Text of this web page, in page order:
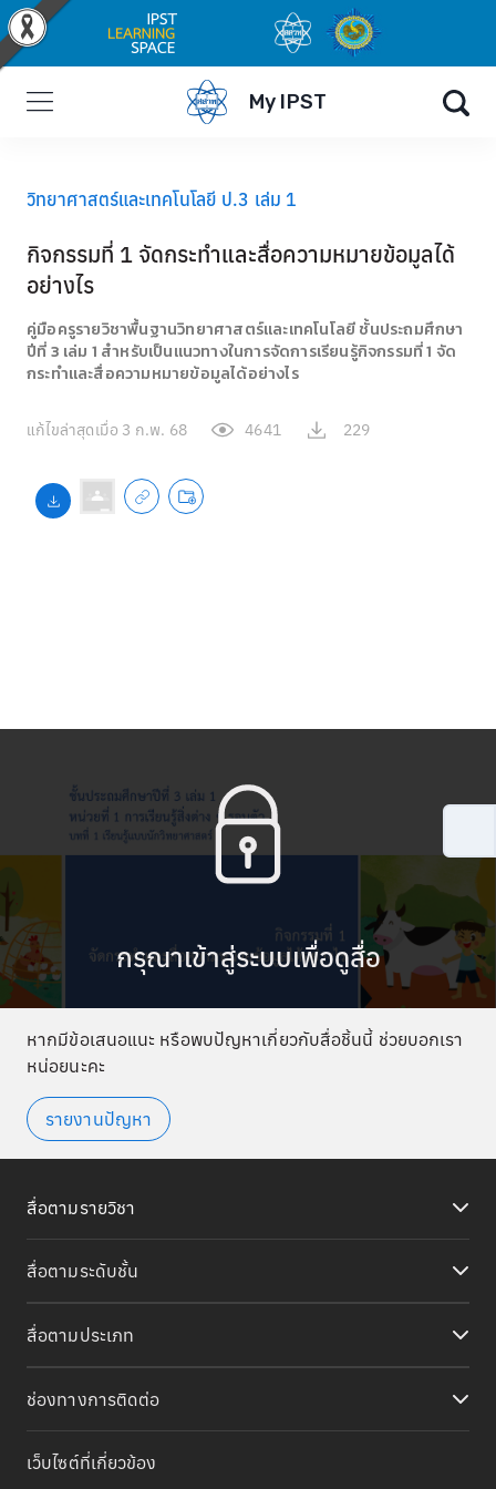
My IPST
วิทยาศาสตร์และเทคโนโลยี ป.3 เล่ม 1
กิจกรรมที่ 1 จัดกระทำและสื่อความหมายข้อมูลได้
อย่างไร
คู่มือครูรายวิชาพื้นฐานวิทยาศาสตร์และเทคโนโลยี ชั้นประถมศึกษา
ปีที่ 3 เล่ม 1 สำหรับเป็นแนวทางในการจัดการเรียนรู้กิจกรรมที่ 1 จัด
กระทำและสื่อความหมายข้อมูลได้อย่างไร
แก้ไขล่าสุดเมื่อ 3 ก.พ. 68 4641 229
กรุณาเข้าสู่ระบบเพื่อดูสื่อ
หากมีข้อเสนอแนะ หรือพบปัญหาเกี่ยวกับสื่อชิ้นนี้ ช่วยบอกเรา
หน่อยนะคะ
รายงานปัญหา
สื่อตามรายวิชา
สื่อตามระดับชั้น
สื่อตามประเภท
ช่องทางการติดต่อ
เว็บไซต์ที่เกี่ยวข้อง